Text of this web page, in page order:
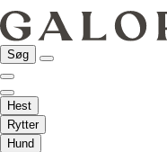
Søg
Hest
Rytter
Hund